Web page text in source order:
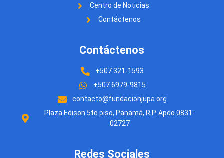
Centro de Noticias
Contáctenos
Contáctenos
+507 321-1593
+507 6979-9815
contacto@fundacionjupa.org
Plaza Edison 5to piso, Panamá, R.P. Apdo 0831-
02727
Redes Sociales